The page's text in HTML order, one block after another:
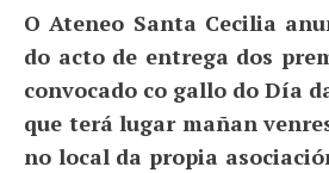
O Ateneo Santa Cecilia
do acto de entrega dos
convocado co gallo do Día
que terá lugar mañan
no local da propia